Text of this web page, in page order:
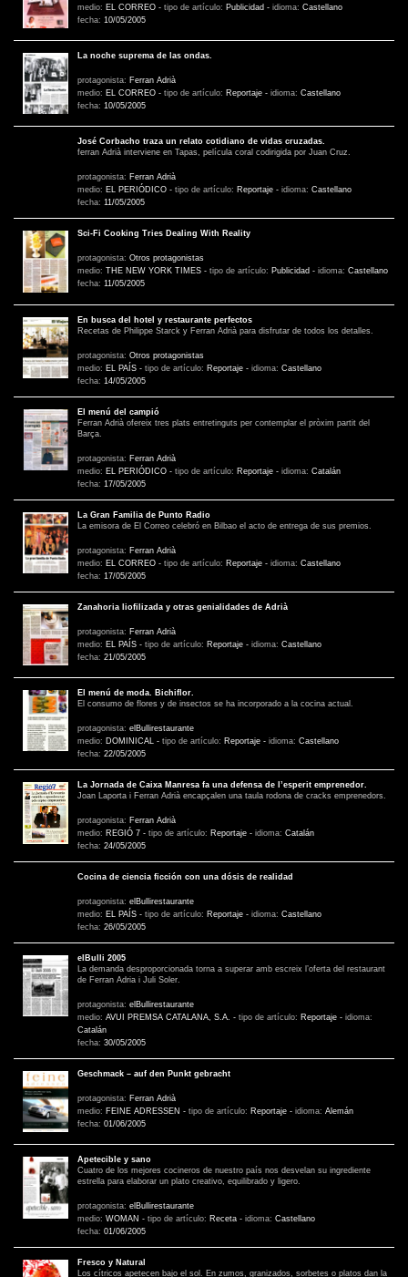
medio: EL CORREO - tipo de artículo: Publicidad - idioma: Castellano
fecha: 10/05/2005
La noche suprema de las ondas.
protagonista: Ferran Adrià
medio: EL CORREO - tipo de artículo: Reportaje - idioma: Castellano
fecha: 10/05/2005
José Corbacho traza un relato cotidiano de vidas cruzadas.
ferran Adrià interviene en Tapas, película coral codirigida por Juan Cruz.
protagonista: Ferran Adrià
medio: EL PERIÓDICO - tipo de artículo: Reportaje - idioma: Castellano
fecha: 11/05/2005
Sci-Fi Cooking Tries Dealing With Reality
protagonista: Otros protagonistas
medio: THE NEW YORK TIMES - tipo de artículo: Publicidad - idioma: Castellano
fecha: 11/05/2005
En busca del hotel y restaurante perfectos
Recetas de Philippe Starck y Ferran Adrià para disfrutar de todos los detalles.
protagonista: Otros protagonistas
medio: EL PAÍS - tipo de artículo: Reportaje - idioma: Castellano
fecha: 14/05/2005
El menú del campió
Ferran Adrià ofereix tres plats entretinguts per contemplar el pròxim partit del
Barça.
protagonista: Ferran Adrià
medio: EL PERIÓDICO - tipo de artículo: Reportaje - idioma: Catalán
fecha: 17/05/2005
La Gran Familia de Punto Radio
La emisora de El Correo celebró en Bilbao el acto de entrega de sus premios.
protagonista: Ferran Adrià
medio: EL CORREO - tipo de artículo: Reportaje - idioma: Castellano
fecha: 17/05/2005
Zanahoria liofilizada y otras genialidades de Adrià
protagonista: Ferran Adrià
medio: EL PAÍS - tipo de artículo: Reportaje - idioma: Castellano
fecha: 21/05/2005
El menú de moda. Bichiflor.
El consumo de flores y de insectos se ha incorporado a la cocina actual.
protagonista: elBullirestaurante
medio: DOMINICAL - tipo de artículo: Reportaje - idioma: Castellano
fecha: 22/05/2005
La Jornada de Caixa Manresa fa una defensa de l’esperit emprenedor.
Joan Laporta i Ferran Adrià encapçalen una taula rodona de cracks emprenedors.
protagonista: Ferran Adrià
medio: REGIÓ 7 - tipo de artículo: Reportaje - idioma: Catalán
fecha: 24/05/2005
Cocina de ciencia ficción con una dósis de realidad
protagonista: elBullirestaurante
medio: EL PAÍS - tipo de artículo: Reportaje - idioma: Castellano
fecha: 26/05/2005
elBulli 2005
La demanda desproporcionada torna a superar amb escreix l’oferta del restaurant
de Ferran Adria i Juli Soler.
protagonista: elBullirestaurante
medio: AVUI PREMSA CATALANA, S.A. - tipo de artículo: Reportaje - idioma:
Catalán
fecha: 30/05/2005
Geschmack – auf den Punkt gebracht
protagonista: Ferran Adrià
medio: FEINE ADRESSEN - tipo de artículo: Reportaje - idioma: Alemán
fecha: 01/06/2005
Apetecible y sano
Cuatro de los mejores cocineros de nuestro país nos desvelan su ingrediente
estrella para elaborar un plato creativo, equilibrado y ligero.
protagonista: elBullirestaurante
medio: WOMAN - tipo de artículo: Receta - idioma: Castellano
fecha: 01/06/2005
Fresco y Natural
Los cítricos apetecen bajo el sol. En zumos, granizados, sorbetes o platos dan la